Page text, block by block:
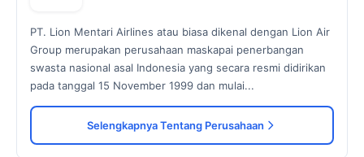
PT. Lion Mentari Airlines atau biasa dikenal dengan Lion Air
Group merupakan perusahaan maskapai penerbangan
swasta nasional asal Indonesia yang secara resmi didirikan
pada tanggal 15 November 1999 dan mulai...
Selengkapnya Tentang Perusahaan